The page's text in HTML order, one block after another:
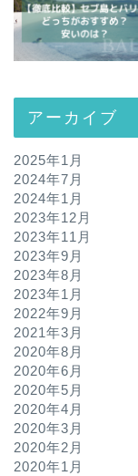
アーカイブ
2025年1月
2024年7月
2024年1月
2023年12月
2023年11月
2023年9月
2023年8月
2023年1月
2022年9月
2021年3月
2020年8月
2020年6月
2020年5月
2020年4月
2020年3月
2020年2月
2020年1月